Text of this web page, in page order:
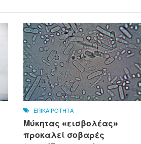
ΕΠΙΚΑΙΡΟΤΗΤΑ
Μύκητας «εισβολέας»
προκαλεί σοβαρές